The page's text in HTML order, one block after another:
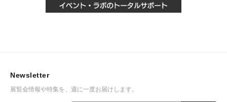
Newsletter
展覧会情報や特集を、週に一度お届けします。